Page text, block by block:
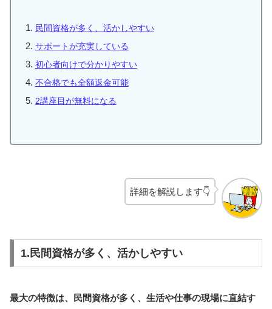
民間資格が多く、活かしやすい
サポートが充実している
初心者向けで分かりやすい
不合格でも全額返金可能
2講座目が無料になる
詳細を解説します👇
1.民間資格が多く、活かしやすい
最大の特徴は、民間資格が多く、生活や仕事の現場に直結す